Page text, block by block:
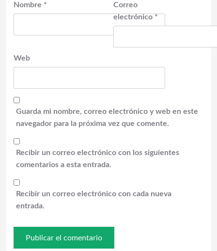
Nombre *
Correo
electrónico *
Web
Guarda mi nombre, correo electrónico y web en este
navegador para la próxima vez que comente.
Recibir un correo electrónico con los siguientes
comentarios a esta entrada.
Recibir un correo electrónico con cada nueva
entrada.